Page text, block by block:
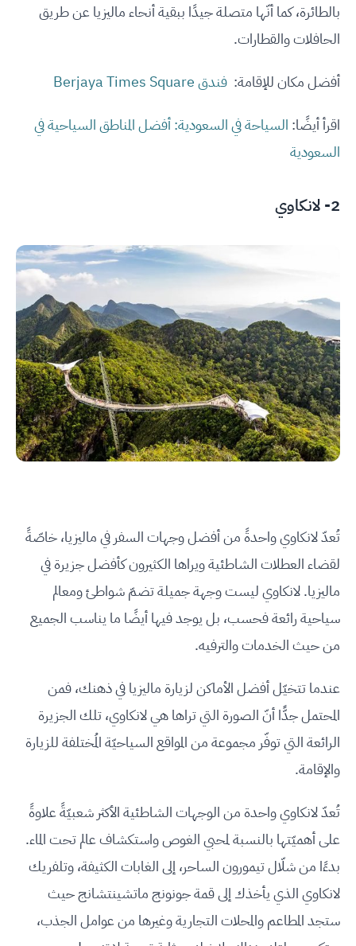
بالطائرة، كما أنّها متصلة جيدًا ببقية أنحاء ماليزيا عن طريق
الحافلات والقطارات.
أفضل مكان للإقامة: فندق Berjaya Times Square
اقرأ أيضًا: السياحة في السعودية: أفضل المناطق السياحية في
السعودية
2- لانكاوي
تُعدّ لانكاوي واحدةً من أفضل وجهات السفر في ماليزيا، خاصّةً
لقضاء العطلات الشاطئية ويراها الكثيرون كأفضل جزيرة في
ماليزيا. لانكاوي ليست وجهة جميلة تضمّ شواطئ ومعالم
سياحية رائعة فحسب، بل يوجد فيها أيضًا ما يناسب الجميع
من حيث الخدمات والترفيه.
عندما تتخيّل أفضل الأماكن لزيارة ماليزيا في ذهنك، فمن
المحتمل جدًّا أنّ الصورة التي تراها هي لانكاوي، تلك الجزيرة
الرائعة التي توفّر مجموعة من المواقع السياحيّة المُختلفة للزيارة
والإقامة.
تُعدّ لانكاوي واحدة من الوجهات الشاطئية الأكثر شعبيّةً علاوةً
على أهميّتها بالنسبة لمحبي الغوص واستكشاف عالم تحت الماء.
بدءًا من شلّال تيمورون الساحر، إلى الغابات الكثيفة، وتلفريك
لانكاوي الذي يأخذك إلى قمة جونونج ماتشينتشانج حيث
ستجد المطاعم والمحلات التجارية وغيرها من عوامل الجذب،